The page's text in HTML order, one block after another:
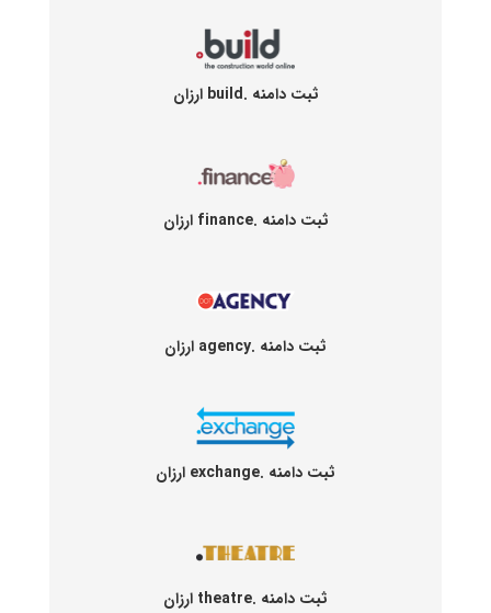
ثبت دامنه .build ارزان
ثبت دامنه .finance ارزان
ثبت دامنه .agency ارزان
ثبت دامنه .exchange ارزان
ثبت دامنه .theatre ارزان